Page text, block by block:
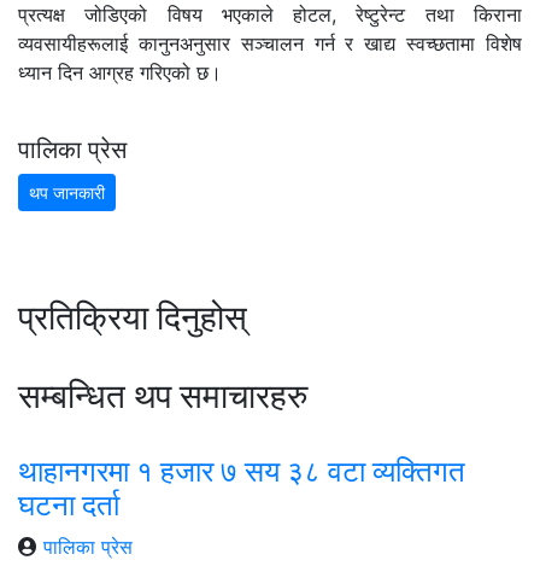
प्रत्यक्ष जोडिएको विषय भएकाले होटल, रेष्टुरेन्ट तथा किराना
व्यवसायीहरूलाई कानुनअनुसार सञ्चालन गर्न र खाद्य स्वच्छतामा विशेष
ध्यान दिन आग्रह गरिएको छ।
पालिका प्रेस
थप जानकारी
प्रतिक्रिया दिनुहोस्
सम्बन्धित थप समाचारहरु
थाहानगरमा १ हजार ७ सय ३८ वटा व्यक्तिगत
घटना दर्ता
पालिका प्रेस